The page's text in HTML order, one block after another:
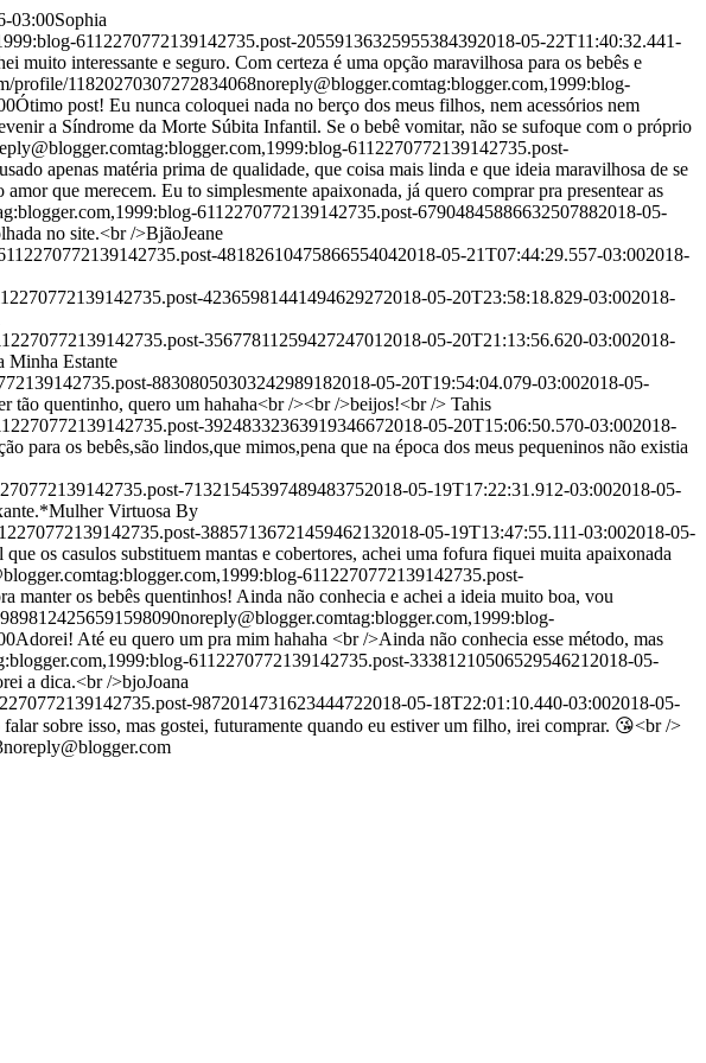
03:00Sophia
6112270772139142735.post-20559136325955384392018-05-22T11:40:32.441-
muito interessante e seguro. Com certeza é uma opção maravilhosa para os bebês e
profile/11820270307272834068noreply@blogger.comtag:blogger.com,1999:blog-
Ótimo post! Eu nunca coloquei nada no berço dos meus filhos, nem acessórios nem
a Síndrome da Morte Súbita Infantil. Se o bebê vomitar, não se sufoque com o próprio
tag:blogger.com,1999:blog-6112270772139142735.post-
apenas matéria prima de qualidade, que coisa mais linda e que ideia maravilhosa de se
que merecem. Eu to simplesmente apaixonada, já quero comprar pra presentear as
6112270772139142735.post-67904845886632507882018-05-
no site.<br />BjãoJeane
48182610475866554042018-05-21T07:44:29.557-03:002018-
42365981441494629272018-05-20T23:58:18.829-03:002018-
3567781125942724701 2018-05-20T21:13:56.620-03:002018-
Minha Estante
88308050303242989182018-05-20T19:54:04.079-03:002018-05-
tão quentinho, quero um hahaha<br /><br />beijos!<br /> Tahis
39248332363919346672018-05-20T15:06:50.570-03:002018-
os bebês,são lindos,que mimos,pena que na época dos meus pequeninos não existia
71321545397489483752018-05-19T17:22:31.912-03:002018-05-
*Mulher Virtuosa By
38857136721459462132018-05-19T13:47:55.111-03:002018-05-
os casulos substituem mantas e cobertores, achei uma fofura fiquei muita apaixonada
tag:blogger.com,1999:blog-6112270772139142735.post-
manter os bebês quentinhos! Ainda não conhecia e achei a ideia muito boa, vou
noreply@blogger.comtag:blogger.com,1999:blog-
Adorei! Até eu quero um pra mim hahaha <br />Ainda não conhecia esse método, mas
6112270772139142735.post-3338121050652954621 2018-05-
a dica.<br />bjoJoana
9872014731623444722018-05-18T22:01:10.440-03:002018-05-
sobre isso, mas gostei, futuramente quando eu estiver um filho, irei comprar. 😘<br />
noreply@blogger.com